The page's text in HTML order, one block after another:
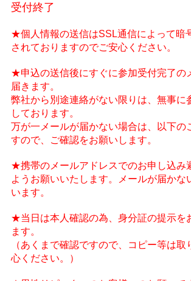
受付終了
★個人情報の送信はSSL通信によって暗
されておりますのでご安心ください。
★申込の送信後にすぐに参加受付完了の
届きます。
弊社から別途連絡がない限りは、無事に
しております。
万が一メールが届かない場合は、以下の
すので、ご確認をお願いします。
★携帯のメールアドレスでのお申し込み
ようお願いいたします。メールが届かな
います。
★当日は本人確認の為、身分証の提示を
ます。
（あくまで確認ですので、コピー等は取
心ください。）